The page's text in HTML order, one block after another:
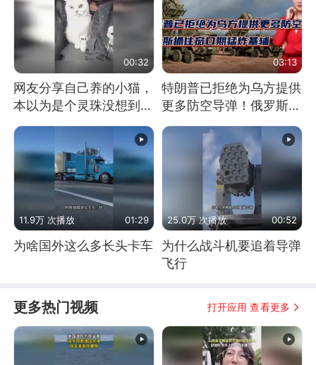
00:32
网友分享自己养的小猫，
本以为是个灵珠没想到是
魔丸
03:13
特朗普已拒绝为乌方提供
更多防空导弹！俄罗斯抓
住窗口期猛炸基辅
11.9万 次播放 01:29
为啥国外这么多长头卡车
25.0万 次播放 00:52
为什么战斗机要追着导弹
飞行
更多热门视频 打开应用 查看更多